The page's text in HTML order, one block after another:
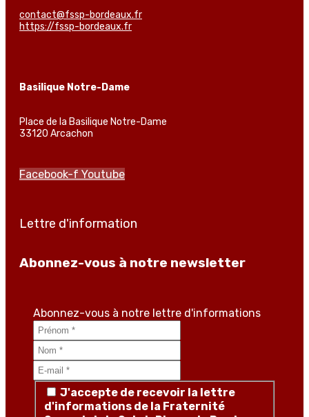
contact@fssp-bordeaux.fr
https://fssp-bordeaux.fr
Basilique Notre-Dame
Place de la Basilique Notre-Dame
33120 Arcachon
Facebook-f Youtube
Lettre d'information
Abonnez-vous à notre newsletter
Abonnez-vous à notre lettre d'informations
J'accepte de recevoir la lettre
d'informations de la Fraternité